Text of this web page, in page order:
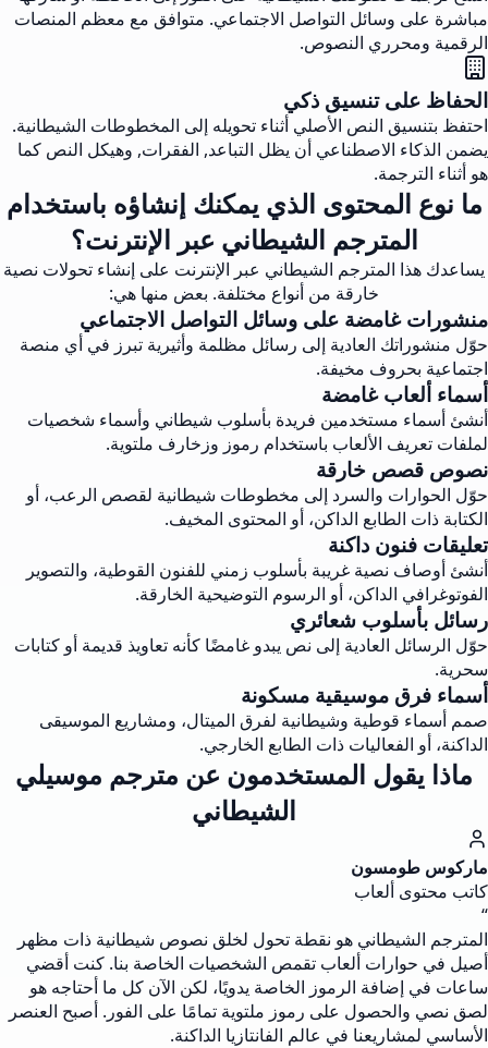
مباشرة على وسائل التواصل الاجتماعي. متوافق مع معظم المنصات
الرقمية ومحرري النصوص.
الحفاظ على تنسيق ذكي
احتفظ بتنسيق النص الأصلي أثناء تحويله إلى المخطوطات الشيطانية.
يضمن الذكاء الاصطناعي أن يظل التباعد, الفقرات, وهيكل النص كما
هو أثناء الترجمة.
ما نوع المحتوى الذي يمكنك إنشاؤه باستخدام
المترجم الشيطاني عبر الإنترنت؟
يساعدك هذا المترجم الشيطاني عبر الإنترنت على إنشاء تحولات نصية
خارقة من أنواع مختلفة. بعض منها هي:
منشورات غامضة على وسائل التواصل الاجتماعي
حوّل منشوراتك العادية إلى رسائل مظلمة وأثيرية تبرز في أي منصة
اجتماعية بحروف مخيفة.
أسماء ألعاب غامضة
أنشئ أسماء مستخدمين فريدة بأسلوب شيطاني وأسماء شخصيات
لملفات تعريف الألعاب باستخدام رموز وزخارف ملتوية.
نصوص قصص خارقة
حوّل الحوارات والسرد إلى مخطوطات شيطانية لقصص الرعب، أو
الكتابة ذات الطابع الداكن، أو المحتوى المخيف.
تعليقات فنون داكنة
أنشئ أوصاف نصية غريبة بأسلوب زمني للفنون القوطية، والتصوير
الفوتوغرافي الداكن، أو الرسوم التوضيحية الخارقة.
رسائل بأسلوب شعائري
حوّل الرسائل العادية إلى نص يبدو غامضًا كأنه تعاويذ قديمة أو كتابات
سحرية.
أسماء فرق موسيقية مسكونة
صمم أسماء قوطية وشيطانية لفرق الميتال، ومشاريع الموسيقى
الداكنة، أو الفعاليات ذات الطابع الخارجي.
ماذا يقول المستخدمون عن مترجم موسيلي
الشيطاني
ماركوس طومسون
كاتب محتوى ألعاب
“
المترجم الشيطاني هو نقطة تحول لخلق نصوص شيطانية ذات مظهر
أصيل في حوارات ألعاب تقمص الشخصيات الخاصة بنا. كنت أقضي
ساعات في إضافة الرموز الخاصة يدويًا، لكن الآن كل ما أحتاجه هو
لصق نصي والحصول على رموز ملتوية تمامًا على الفور. أصبح العنصر
الأساسي لمشاريعنا في عالم الفانتازيا الداكنة.